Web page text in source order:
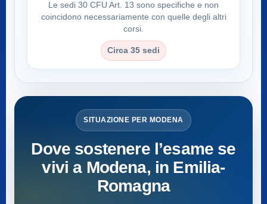
Le sedi 30 CFU Art. 13 sono specifiche e non
coincidono necessariamente con quelle degli altri
corsi.
Circa 35 sedi
SITUAZIONE PER MODENA
Dove sostenere l’esame se
vivi a Modena, in Emilia-
Romagna